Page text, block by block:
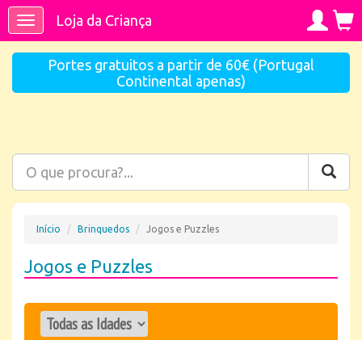
ToggleLoja da Criança
Portes gratuitos a partir de 60€ (Portugal
Continental apenas)
Início Brinquedos Jogos e Puzzles
Jogos e Puzzles